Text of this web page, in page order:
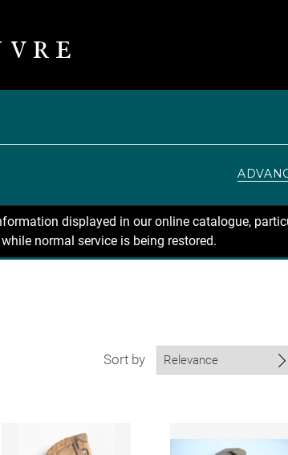
displayed in our online catalogue,
normal service is being restored.
Sort by